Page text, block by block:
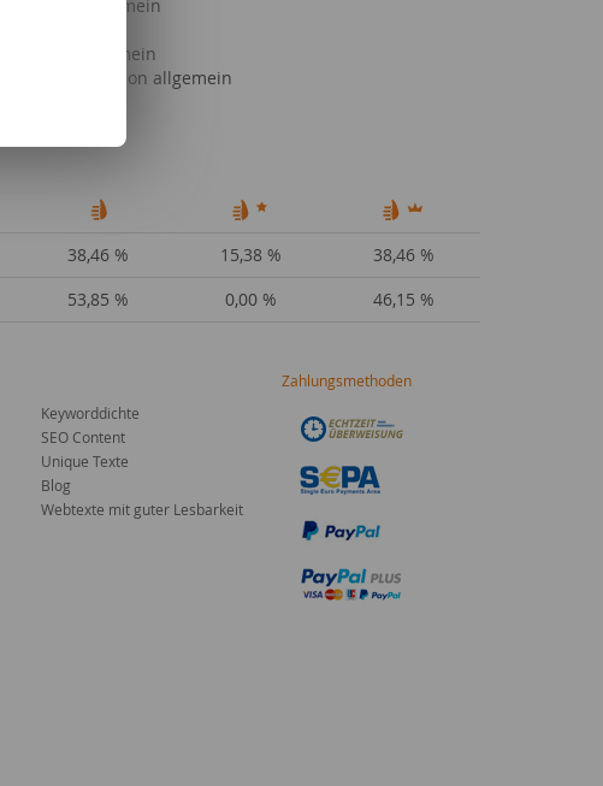
Ernährung allgemein
Marketing allgemein
Telekommunikation allgemein
38,46 % 15,38 %
38,46 %
53,85 % 0,00 % 46,15 %
Keyworddichte
SEO Content
Unique Texte
Blog
Webtexte mit guter Lesbarkeit
Zahlungsmethoden